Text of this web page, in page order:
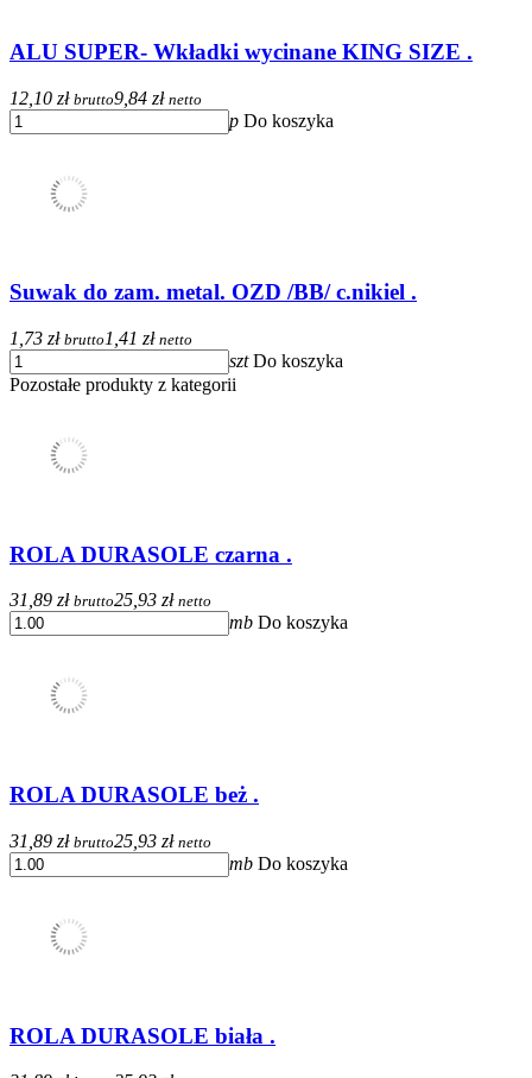
ALU SUPER- Wkładki wycinane KING SIZE .
12,10 zł brutto9,84 zł netto
p Do koszyka
Suwak do zam. metal. OZD /BB/ c.nikiel .
1,73 zł brutto 1,41 zł netto
szt Do koszyka
Pozostałe produkty z kategorii
ROLA DURASOLE czarna .
31,89 zł brutto25,93 zł netto
mb Do koszyka
ROLA DURASOLE beż .
31,89 zł brutto25,93 zł netto
mb Do koszyka
ROLA DURASOLE biała .